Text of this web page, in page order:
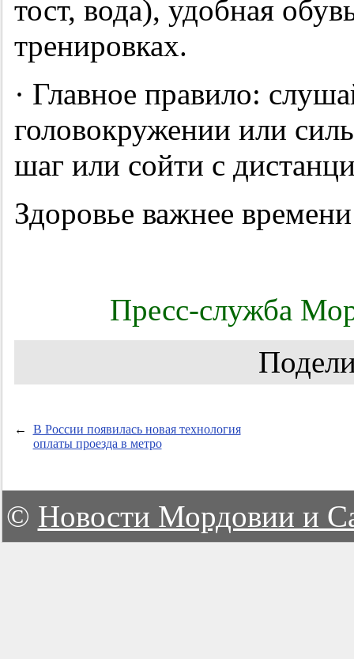
тост, вода), удобная
тренировках.
· Главное правило:
головокружении или
шаг или сойти с
Здоровье важнее
Пресс-служба
←
В России появилась новая технология
оплаты проезда в метро
© Новости Мордовии и